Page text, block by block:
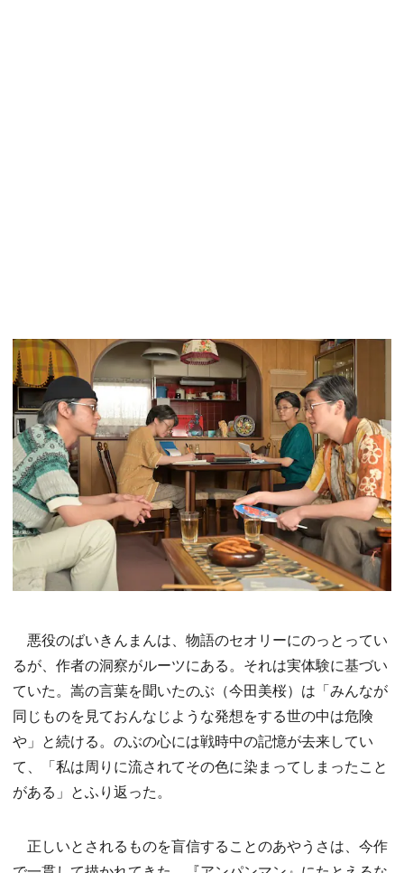
悪役のばいきんまんは、物語のセオリーにのっとってい
るが、作者の洞察がルーツにある。それは実体験に基づい
ていた。嵩の言葉を聞いたのぶ（今田美桜）は「みんなが
同じものを見ておんなじような発想をする世の中は危険
や」と続ける。のぶの心には戦時中の記憶が去来してい
て、「私は周りに流されてその色に染まってしまったこと
がある」とふり返った。
正しいとされるものを盲信することのあやうさは、今作